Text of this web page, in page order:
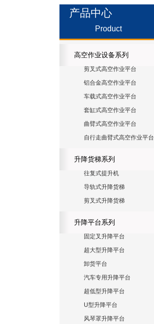
产品中心
Product
高空作业设备系列
剪叉式高空作业平台
铝合金高空作业平台
车载式高空作业平台
套缸式高空作业平台
曲臂式高空作业平台
自行走曲臂式高空作业平台
升降货梯系列
往复式提升机
导轨式升降货梯
剪叉式升降货梯
升降平台系列
固定叉升降平台
超大型升降平台
卸货平台
汽车专用升降平台
超低型升降平台
U型升降平台
风琴罩升降平台